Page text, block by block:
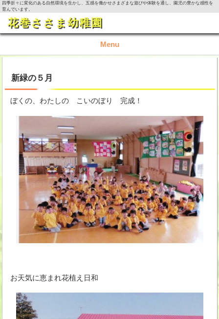
四季折々に変化のある自然環境を生かし、五感を働かせさまざまな遊びや体験を通し、園児の豊かな感性を
育んでいます。
花巻ささま幼稚園
Menu
園の概要
園の生活
入園資料・お問い合わせ
今月の活動
新緑の５月
ぼくの、わたしの こいのぼり 完成！
お天気に恵まれ花植え日和